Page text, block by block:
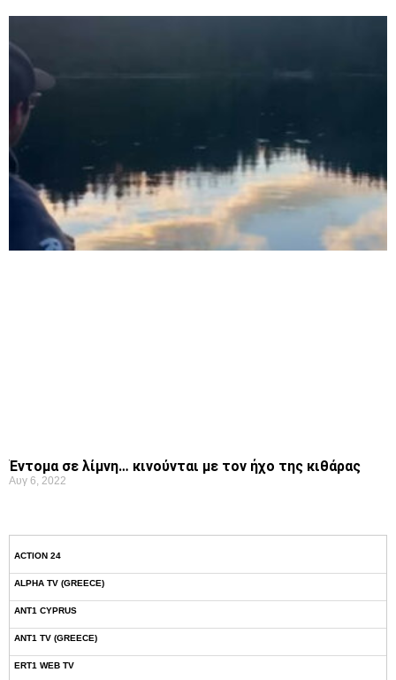
Έντομα σε λίμνη… κινούνται με τον ήχο της κιθάρας
Αυγ 6, 2022
ACTION 24
ALPHA TV (GREECE)
ANT1 CYPRUS
ANT1 TV (GREECE)
ERT1 WEB TV